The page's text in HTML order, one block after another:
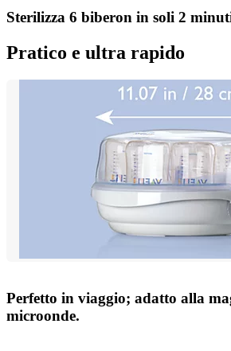
Sterilizza 6 biberon in soli 2
Pratico e ultra rapido
Perfetto in viaggio; adatto alla
microonde.